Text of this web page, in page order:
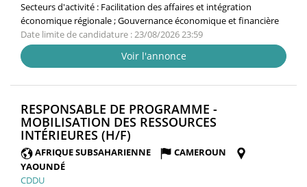
Secteurs d'activité : Facilitation des affaires et intégration
économique régionale ; Gouvernance économique et financière
Date limite de candidature : 23/08/2026 23:59
Voir l'annonce
RESPONSABLE DE PROGRAMME -
MOBILISATION DES RESSOURCES
INTÉRIEURES (H/F)
FENÊTRE)
AFRIQUE SUBSAHARIENNE
CAMEROUN
YAOUNDÉ
CDDU